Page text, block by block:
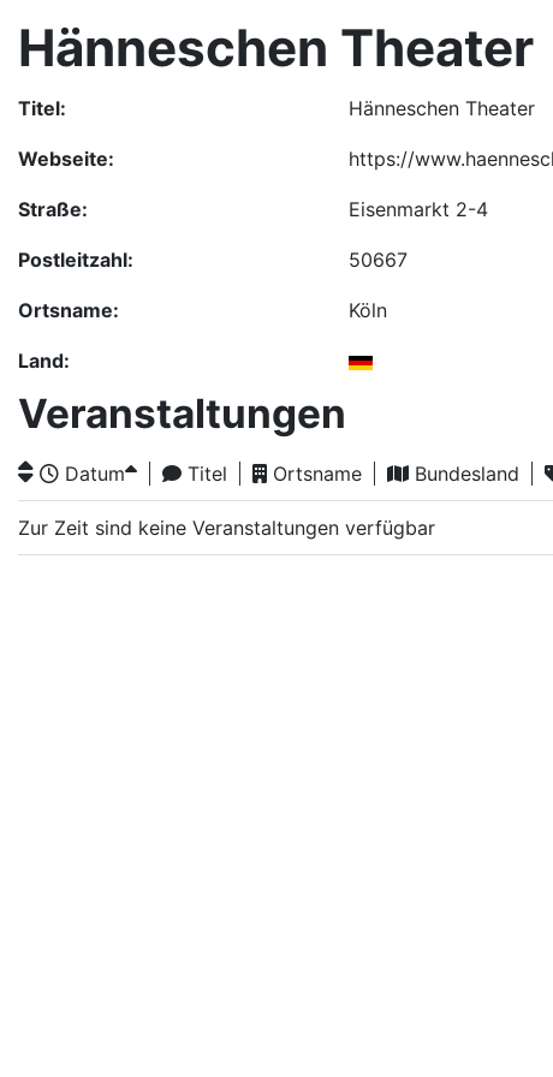
Hänneschen Theater
Titel: Hänneschen Theater
Webseite: https://
Straße: Eisenmarkt 2-4
Postleitzahl: 50667
Ortsname: Köln
Land:
Veranstaltungen
Datum Titel Ortsname Bundesland
Zur Zeit sind keine Veranstaltungen verfügbar